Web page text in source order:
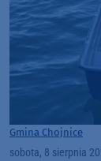
Gmina Chojnice
sobota, 8 sierpnia